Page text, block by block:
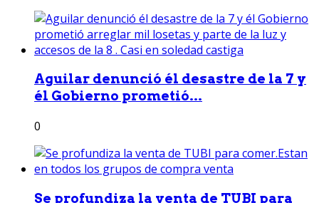
Aguilar denunció él desastre de la 7 y
él Gobierno prometió...
0
Se profundiza la venta de TUBI para